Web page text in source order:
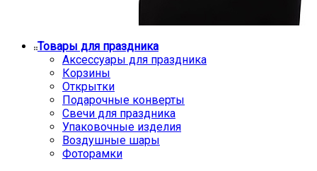
Товары для праздника
Аксессуары для праздника
Корзины
Открытки
Подарочные конверты
Свечи для праздника
Упаковочные изделия
Воздушные шары
Фоторамки